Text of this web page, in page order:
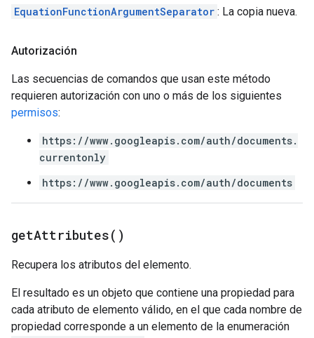
EquationFunctionArgumentSeparator : La copia nueva.
Autorización
Las secuencias de comandos que usan este método
requieren autorización con uno o más de los siguientes
permisos:
https://www.googleapis.com/auth/documents.
currentonly
https://www.googleapis.com/auth/documents
getAttributes( )
Recupera los atributos del elemento.
El resultado es un objeto que contiene una propiedad para
cada atributo de elemento válido, en el que cada nombre de
propiedad corresponde a un elemento de la enumeración